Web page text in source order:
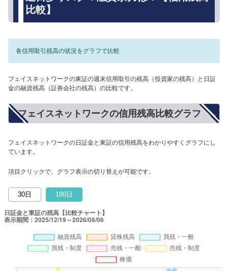
比較】
各信用取引残高の状況をグラフで比較
フェイスネットワークの東証の週末信用取引の残高（投資家の残高）と日証
金の融資残高（証券会社の残高）の比較です。
フェイスネットワークの信用残高比較グラフ
フェイスネットワークの日証金と東証の信用残高をわかりやすくグラフにし
ています。
項目クリックで、グラフ表示の切り替えが可能です。
30日 180日